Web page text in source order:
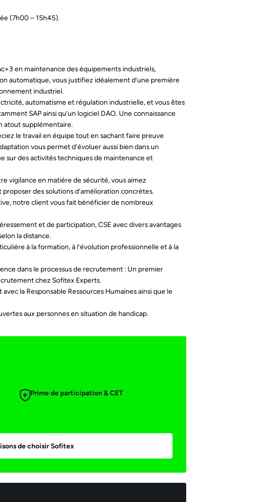
(7h00 – 15h45).
en maintenance des équipements industriels,
automatique, vous justifiez idéalement d’une première
industriel.
automatisme et régulation industrielle, et vous êtes
SAP ainsi qu’un logiciel DAO. Une connaissance
atout supplémentaire.
le travail en équipe tout en sachant faire preuve
vous permet d’évoluer aussi bien dans un
sur des activités techniques de maintenance et
vigilance en matière de sécurité, vous aimez
des solutions d’amélioration concrètes.
notre client vous fait bénéficier de nombreux
et de participation, CSE avec divers avantages
la distance.
à la formation, à l’évolution professionnelle et à la
dans le processus de recrutement : Un premier
chez Sofitex Experts.
la Responsable Ressources Humaines ainsi que le
aux personnes en situation de handicap.
Prime de participation & CET
de choisir Sofitex
Envoyer